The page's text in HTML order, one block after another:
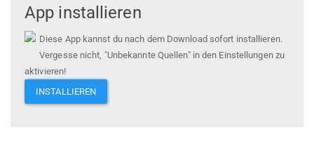
App installieren
Diese App kannst du nach dem Download sofort installieren.
Vergesse nicht, "Unbekannte Quellen" in den Einstellungen zu
aktivieren!
INSTALLIEREN